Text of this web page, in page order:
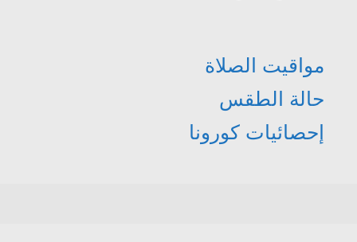
مواقيت الصلاة
حالة الطقس
إحصائيات كورونا